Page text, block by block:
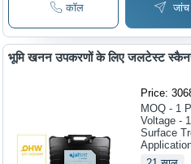
कॉल
भूमि खनन उपकरणों के लिए जलटेस्ट
Price:
MOQ - 1
Voltage -
Surface